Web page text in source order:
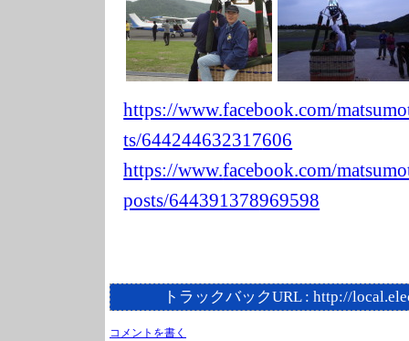
https://www.facebook.com/matsu
ts/644244632317606
https://www.facebook.com/ma
posts/644391378969598
トラックバックURL : http://
コメントを書く